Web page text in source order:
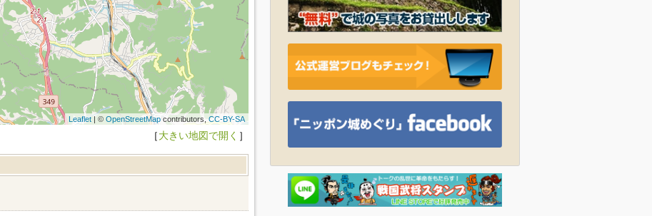
Leaflet| © OpenStreetMapcontributors, CC-BY-SA
［大きい地図で開く ］